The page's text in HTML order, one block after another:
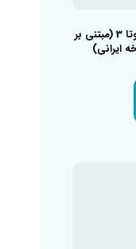
تفسیر سیاهه چند وجهی شخصیت مینه سوتا 3 (مبتنی بر
ایرانی)